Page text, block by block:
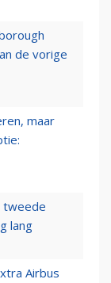
de vorige
maar
tweede
lang
Airbus